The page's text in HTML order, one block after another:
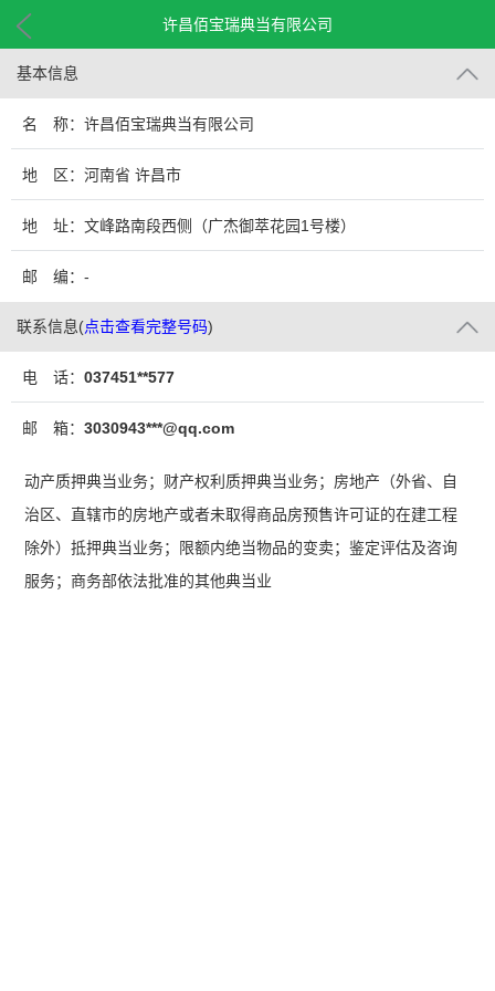
许昌佰宝瑞典当有限公司
基本信息
名 称：许昌佰宝瑞典当有限公司
地 区：河南省 许昌市
地 址：文峰路南段西侧（广杰御萃花园1号楼）
邮 编：-
联系信息(点击查看完整号码)
电 话： 037451**577
邮 箱： 3030943***@qq.com
动产质押典当业务；财产权利质押典当业务；房地产（外省、自
治区、直辖市的房地产或者未取得商品房预售许可证的在建工程
除外）抵押典当业务；限额内绝当物品的变卖；鉴定评估及咨询
服务；商务部依法批准的其他典当业